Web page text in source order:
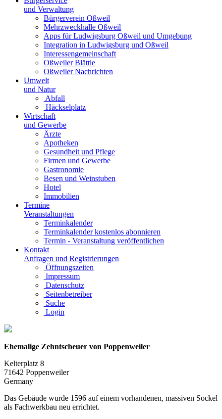
und Verwaltung
Bürgerverein Oßweil
Mehrzweckhalle Oßweil
Apps für Ludwigsburg Oßweil und Umgebung
Integration in Ludwigsburg und Oßweil
Interessengemeinschaft
Oßweiler Blättle
Oßweiler Nachrichten
Umwelt
und Natur
Abfall
Häckselplatz
Wirtschaft
und Gewerbe
Ärzte
Apotheken
Gesundheit und Pflege
Firmen und Gewerbe
Gastronomie
Besen und Weinstuben
Hotel
Immobilien
Termine
Veranstaltungen
Terminkalender
Terminkalender kostenlos abonnieren
Termin - Veranstaltung veröffentlichen
Kontakt
Anfragen und Registrierungen
Öffnungszeiten
Impressum
Datenschutz
Seitenbetreiber
Suche
Login
Ehemalige Zehntscheuer von Poppenweiler
Kelterplatz 8
71642 Poppenweiler
Germany
Das Gebäude wurde 1596 auf einem vorhandenen, massiven Sockel
als Fachwerkbau neu errichtet.